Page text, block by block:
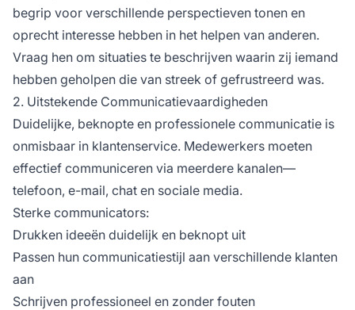
begrip voor verschillende perspectieven tonen en
oprecht interesse hebben in het helpen van anderen.
Vraag hen om situaties te beschrijven waarin zij iemand
hebben geholpen die van streek of gefrustreerd was.
2. Uitstekende Communicatievaardigheden
Duidelijke, beknopte en professionele communicatie is
onmisbaar in klantenservice. Medewerkers moeten
effectief communiceren via meerdere kanalen—
telefoon, e-mail, chat en sociale media.
Sterke communicators:
Drukken ideeën duidelijk en beknopt uit
Passen hun communicatiestijl aan verschillende klanten
aan
Schrijven professioneel en zonder fouten